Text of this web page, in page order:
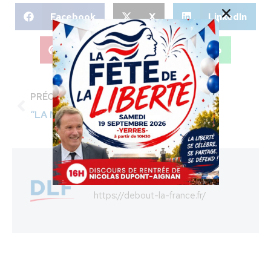
Facebook X LinkedIn
Pinterest WhatsApp
PRÉCÉDENT
“LA MACRONIE EST CONTRE LA PEINE DE MORT POUR LES MEURTRIERS, MAIS POUR L’EUTHANASIE DE NOS AÎNÉS !” · BFMTV, 01/07/26
PRESSE NDA
https://debout-la-france.fr/